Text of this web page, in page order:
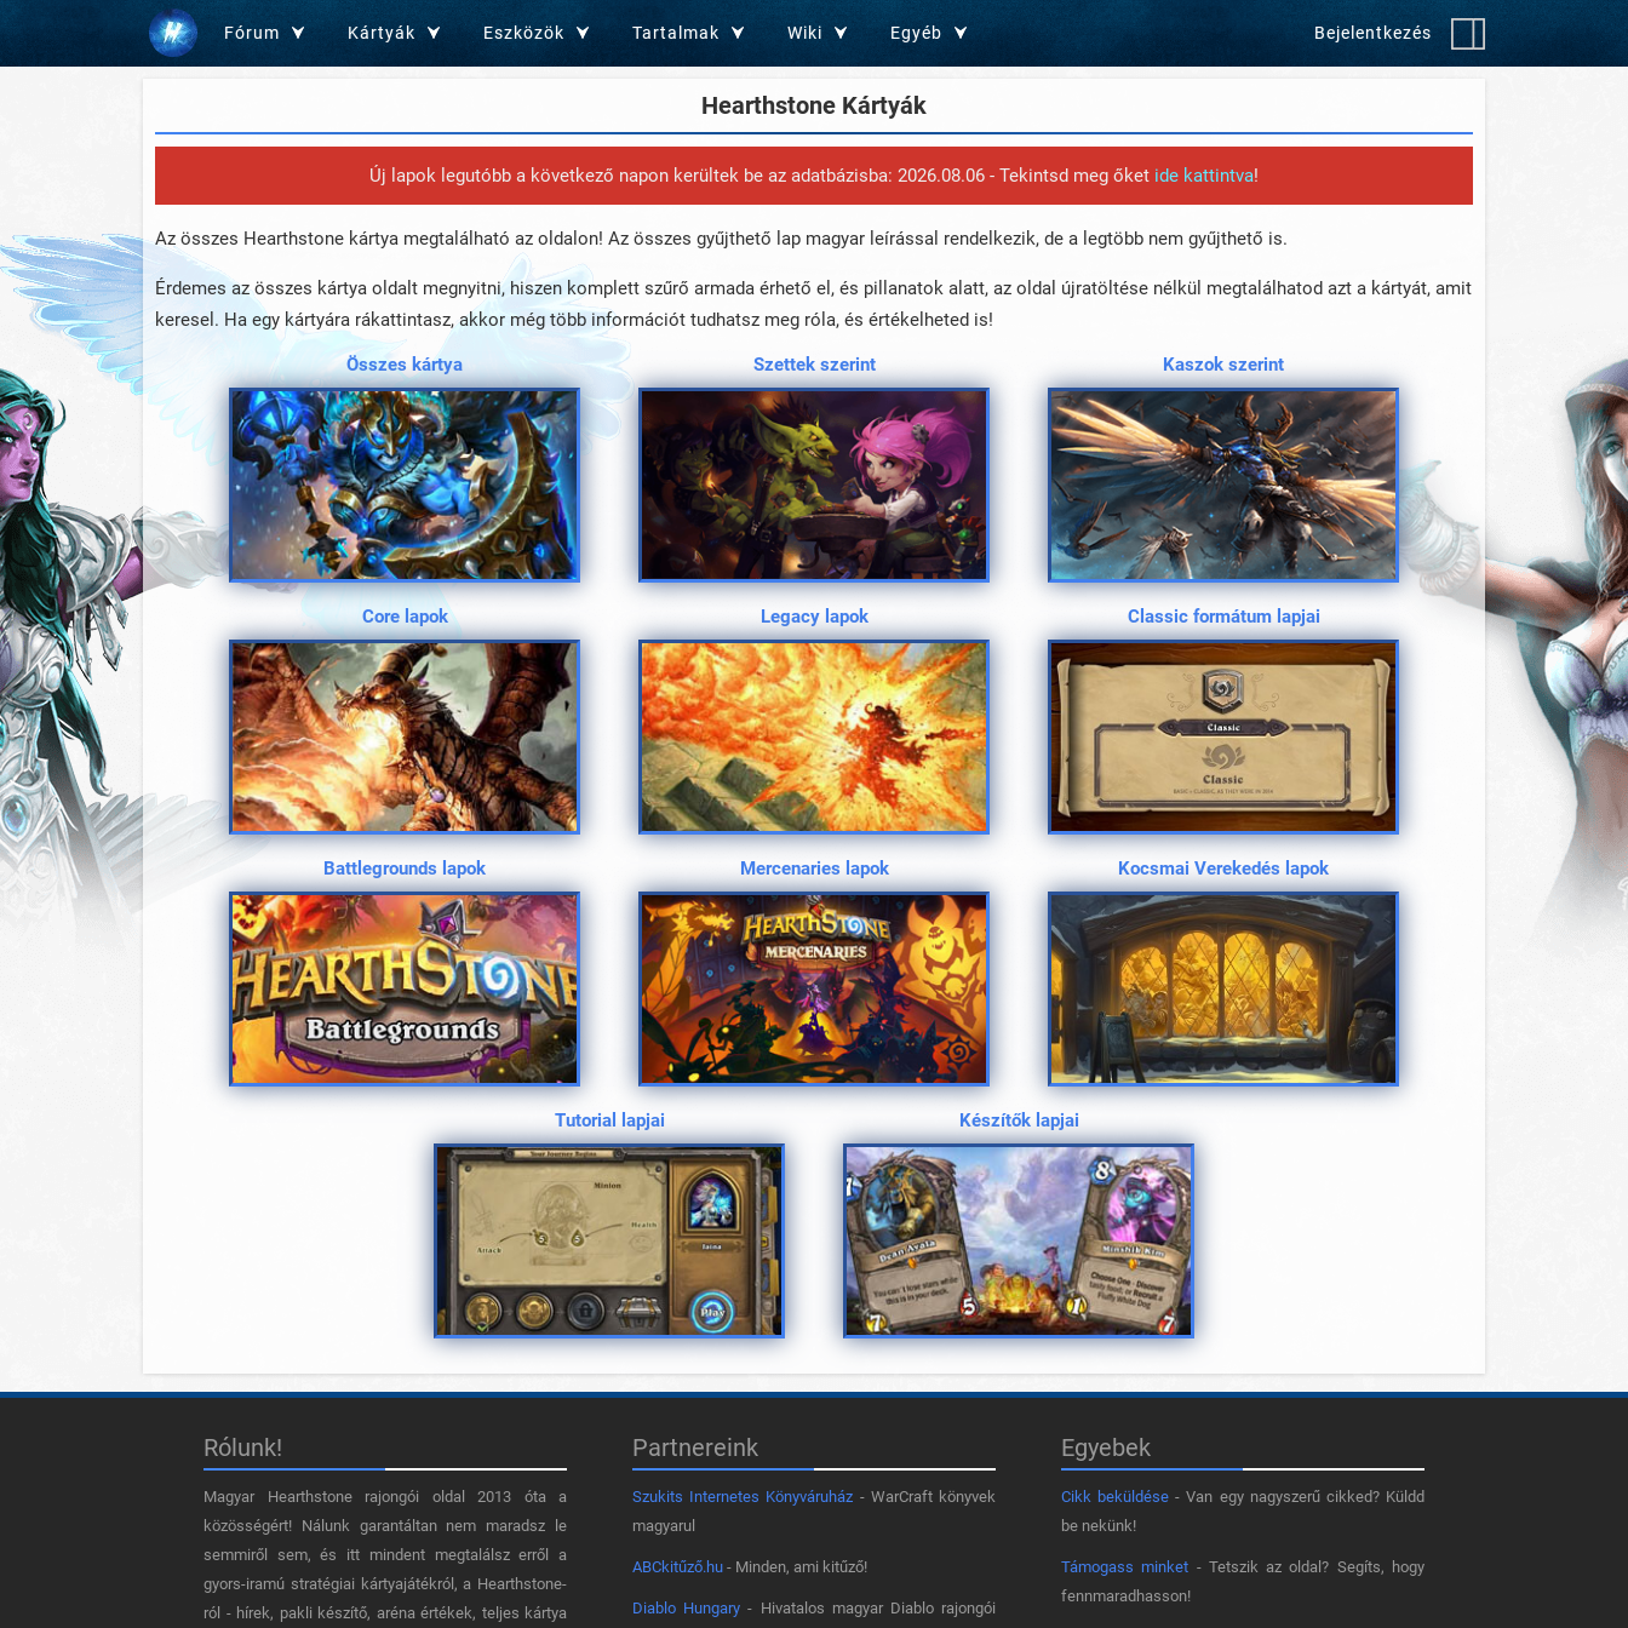
Fórum Kártyák Eszközök Tartalmak Wiki Egyéb Bejelentkezés
Hearthstone Kártyák
Új lapok legutóbb a következő napon kerültek be az adatbázisba: 2026.08.06 - Tekintsd meg őket ide kattintva!
Az összes Hearthstone kártya megtalálható az oldalon! Az összes gyűjthető lap magyar leírással rendelkezik, de a legtöbb nem gyűjthető is.
Érdemes az összes kártya oldalt megnyitni, hiszen komplett szűrő armada érhető el, és pillanatok alatt, az oldal újratöltése nélkül megtalálhatod azt a kártyát, amit
keresel. Ha egy kártyára rákattintasz, akkor még több információt tudhatsz meg róla, és értékelheted is!
Összes kártya Szettek szerint Kaszok szerint
Core lapok Legacy lapok Classic formátum lapjai
Battlegrounds lapok Mercenaries lapok Kocsmai Verekedés lapok
Tutorial lapjai Készítők lapjai
Rólunk!
Magyar Hearthstone​ rajongói oldal 2013 óta a
közösségért! Nálunk garantáltan nem maradsz le
semmiről sem, és itt mindent megtalálsz erről a
gyors-iramú stratégiai kártyajátékról, a Hearthstone-
ról - hírek, pakli készítő, aréna értékek, teljes kártya
Partnereink
Szukits Internetes Könyváruház - WarCraft könyvek
magyarul
ABCkitűző.hu - Minden, ami kitűző!
Diablo Hungary - Hivatalos magyar Diablo rajongói
Egyebek
Cikk beküldése - Van egy nagyszerű cikked? Küldd
be nekünk!
Támogass minket - Tetszik az oldal? Segíts, hogy
fennmaradhasson!